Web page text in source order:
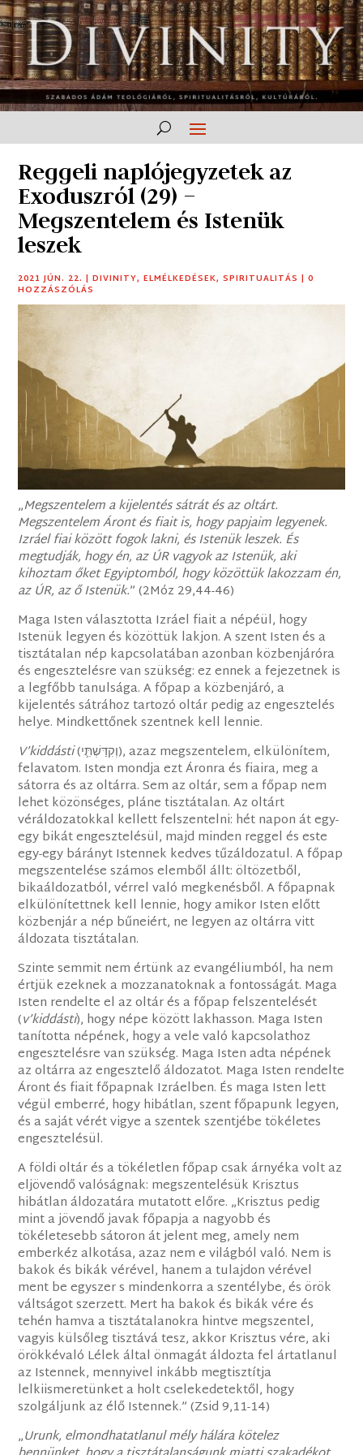
Reggeli naplójegyzetek az
Exoduszról (29) –
Megszentelem és Istenük
leszek
2021 JÚN. 22. |DIVINITY,ELMÉLKEDÉSEK,SPIRITUALITÁS |0
HOZZÁSZÓLÁS
„Megszentelem a kijelentés sátrát és az oltárt.
Megszentelem Áront és fiait is, hogy papjaim legyenek.
Izráel fiai között fogok lakni, és Istenük leszek. És
megtudják, hogy én, az ÚR vagyok az Istenük, aki
kihoztam őket Egyiptomból, hogy közöttük lakozzam én,
az ÚR, az ő Istenük.” (2Móz 29,44-46)
Maga Isten választotta Izráel fiait a népéül, hogy
Istenük legyen és közöttük lakjon. A szent Isten és a
tisztátalan nép kapcsolatában azonban közbenjáróra
és engesztelésre van szükség: ez ennek a fejezetnek is
a legfőbb tanulsága. A főpap a közbenjáró, a
kijelentés sátrához tartozó oltár pedig az engesztelés
helye. Mindkettőnek szentnek kell lennie.
V’kiddásti(‎וְקִדַּשְׁתִּ֛י), azaz megszentelem, elkülönítem,
felavatom. Isten mondja ezt Áronra és fiaira, meg a
sátorra és az oltárra. Sem az oltár, sem a főpap nem
lehet közönséges, pláne tisztátalan. Az oltárt
véráldozatokkal kellett felszentelni: hét napon át egy-
egy bikát engesztelésül, majd minden reggel és este
egy-egy bárányt Istennek kedves tűzáldozatul. A főpap
megszentelése számos elemből állt: öltözetből,
bikaáldozatból, vérrel való megkenésből. A főpapnak
elkülönítettnek kell lennie, hogy amikor Isten előtt
közbenjár a nép bűneiért, ne legyen az oltárra vitt
áldozata tisztátalan.
Szinte semmit nem értünk az evangéliumból, ha nem
értjük ezeknek a mozzanatoknak a fontosságát. Maga
Isten rendelte el az oltár és a főpap felszentelését
(v’kiddásti), hogy népe között lakhasson. Maga Isten
tanította népének, hogy a vele való kapcsolathoz
engesztelésre van szükség. Maga Isten adta népének
az oltárra az engesztelő áldozatot. Maga Isten rendelte
Áront és fiait főpapnak Izráelben. És maga Isten lett
végül emberré, hogy hibátlan, szent főpapunk legyen,
és a saját vérét vigye a szentek szentjébe tökéletes
engesztelésül.
A földi oltár és a tökéletlen főpap csak árnyéka volt az
eljövendő valóságnak: megszentelésük Krisztus
hibátlan áldozatára mutatott előre. „Krisztus pedig
mint a jövendő javak főpapja a nagyobb és
tökéletesebb sátoron át jelent meg, amely nem
emberkéz alkotása, azaz nem e világból való. Nem is
bakok és bikák vérével, hanem a tulajdon vérével
ment be egyszer s mindenkorra a szentélybe, és örök
váltságot szerzett. Mert ha bakok és bikák vére és
tehén hamva a tisztátalanokra hintve megszentel,
vagyis külsőleg tisztává tesz, akkor Krisztus vére, aki
örökkévaló Lélek által önmagát áldozta fel ártatlanul
az Istennek, mennyivel inkább megtisztítja
lelkiismeretünket a holt cselekedetektől, hogy
szolgáljunk az élő Istennek.” (Zsid 9,11-14)
„Urunk, elmondhatatlanul mély hálára kötelez